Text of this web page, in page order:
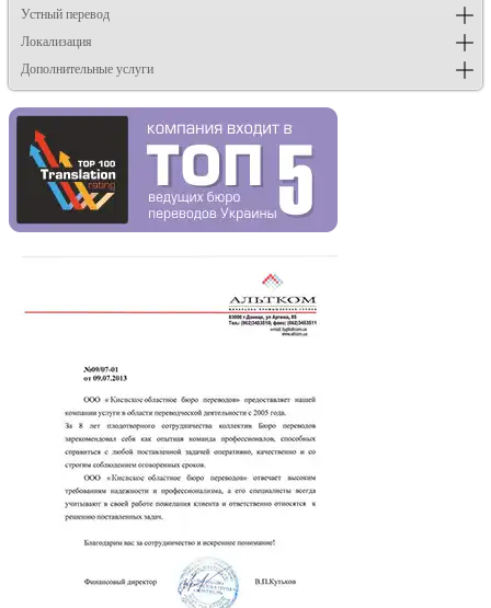
Устный перевод
Локализация
Дополнительные услуги